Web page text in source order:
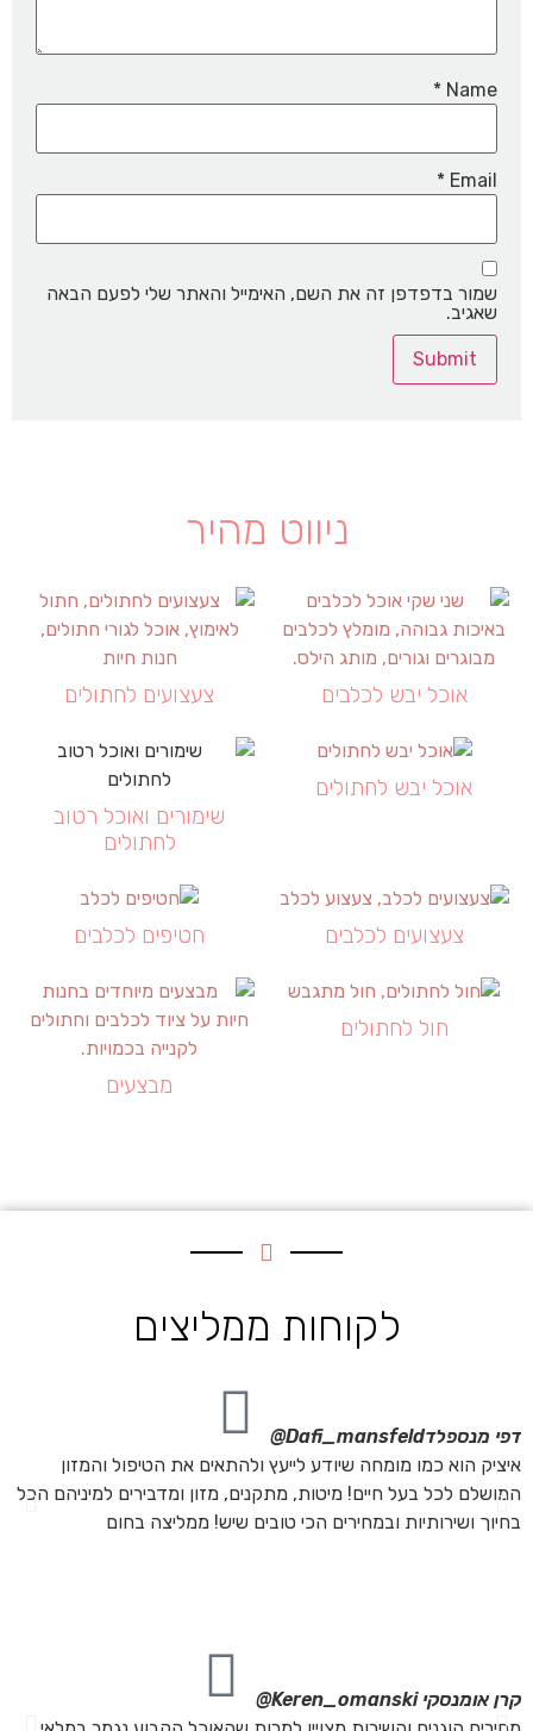
Name
*
Email
*
שמור בדפדפן זה את השם, האימייל והאתר שלי לפעם הבאה
שאגיב.
ניווט מהיר
אוכל יבש לכלבים צעצועים לחתולים
אוכל יבש לחתולים
שימורים ואוכל רטוב
לחתולים
צעצועים לכלבים חטיפים לכלבים
חול לחתולים
מבצעים
לקוחות ממליצים
דפי מנספלדDafi_mansfeld@
איציק הוא כמו מומחה שיודע לייעץ ולהתאים את הטיפול והמזון
המושלם לכל בעל חיים! מיטות, מתקנים, מזון ומדבירים למיניהם הכל
בחיוך ושירותיות ובמחירים הכי טובים שיש! ממליצה בחום
קרן אומנסקיKeren_omanski@